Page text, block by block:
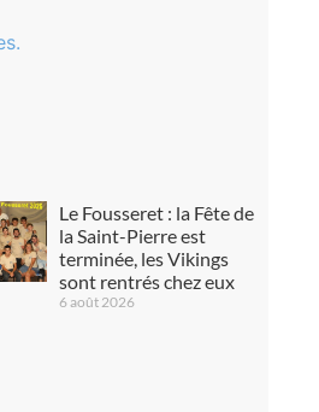
Le Fousseret : la Fête de
la Saint-Pierre est
terminée, les Vikings
sont rentrés chez eux
6 août 2026